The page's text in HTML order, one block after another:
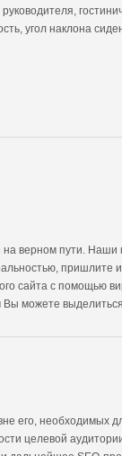
угол наклона
верном пути. Наши
пришлите
сайта с помощью
можете
его, необходимых
целевой